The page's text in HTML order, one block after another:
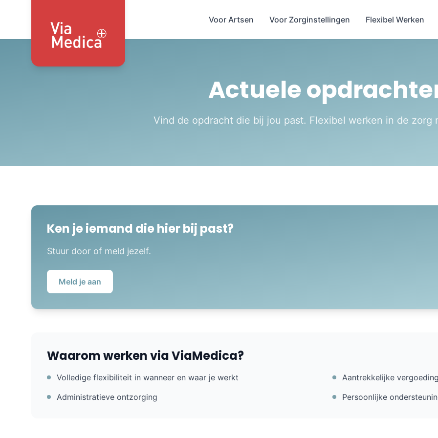
Voor Artsen Voor Zorginstellingen Flexibel Werken
Actuele
Vind de opdracht die bij jou past. Flexibel werken in de zorg
Ken je iemand die hier bij past?
Stuur door of meld jezelf.
Meld je aan
Waarom werken via ViaMedica?
Volledige flexibiliteit in wanneer en waar je werkt
Aantrekkelijke
Administratieve ontzorging
Persoonlijke